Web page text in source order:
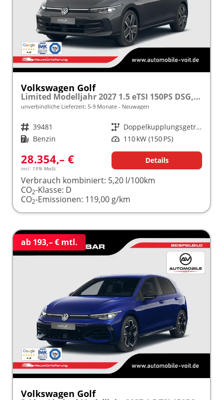
Volkswagen Golf
Limited Modelljahr 2027 1.5 eTSI 150PS DSG, 17" Alu , Adaptiver Tempomat, Sicht-Paket, Digital Cockpit, App-Connect, Parksensoren vo/hi, Rückfahrkamera, Climatronic
unverbindliche Lieferzeit: 5-9 Monate Neuwagen
Fahrzeugnr. 39481 Getriebe
Doppelkupplungsgetriebe (DSG)
Kraftstoff Benzin Leistung 110 kW (150 PS)
28.354,– €
incl. 19% MwSt.
Details
Verbrauch kombiniert: 5,20 l/100km
CO2-Klasse: D
CO2-Emissionen: 119,00 g/km
ab 193,– € mtl.
Volkswagen Golf